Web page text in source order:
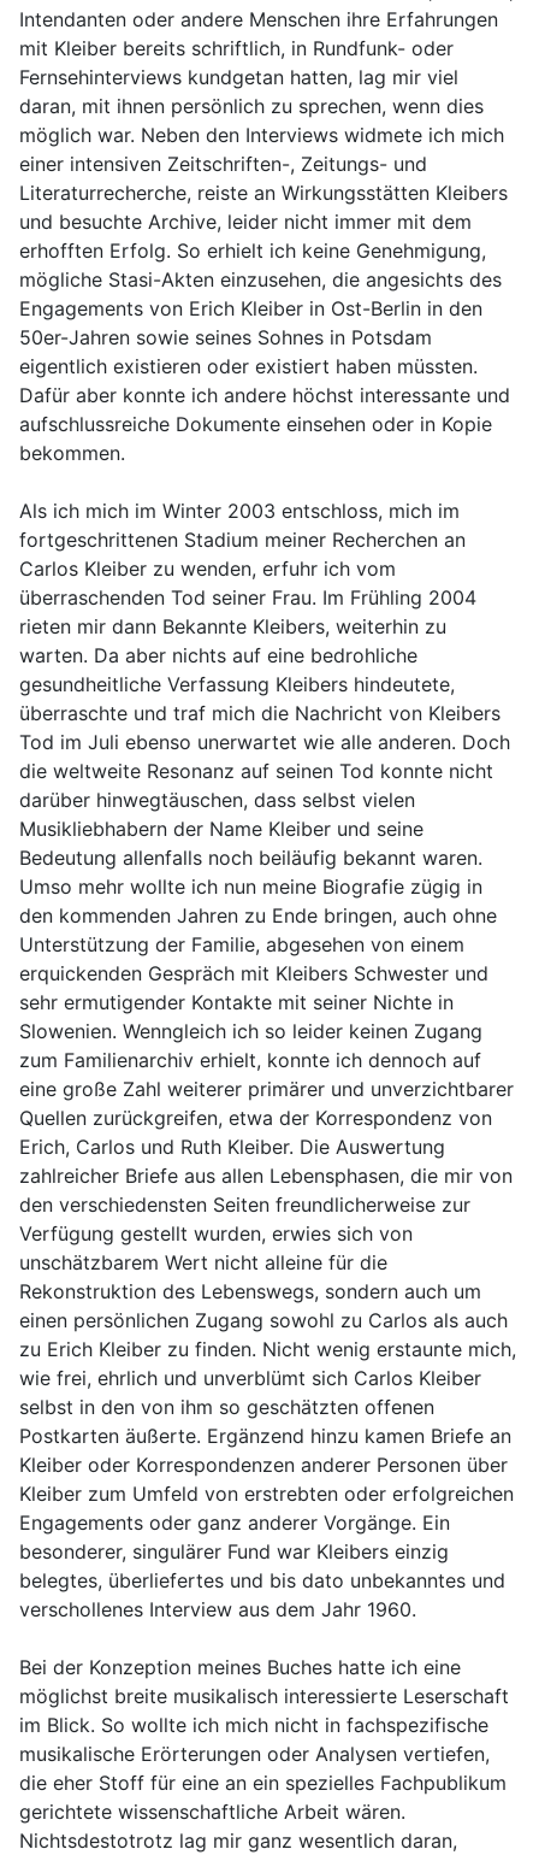
Intendanten oder andere Menschen ihre Erfahrungen
mit Kleiber bereits schriftlich, in Rundfunk- oder
Fernsehinterviews kundgetan hatten, lag mir viel
daran, mit ihnen persönlich zu sprechen, wenn dies
möglich war. Neben den Interviews widmete ich mich
einer intensiven Zeitschriften-, Zeitungs- und
Literaturrecherche, reiste an Wirkungsstätten Kleibers
und besuchte Archive, leider nicht immer mit dem
erhofften Erfolg. So erhielt ich keine Genehmigung,
mögliche Stasi-Akten einzusehen, die angesichts des
Engagements von Erich Kleiber in Ost-Berlin in den
50er-Jahren sowie seines Sohnes in Potsdam
eigentlich existieren oder existiert haben müssten.
Dafür aber konnte ich andere höchst interessante und
aufschlussreiche Dokumente einsehen oder in Kopie
bekommen.
Als ich mich im Winter 2003 entschloss, mich im
fortgeschrittenen Stadium meiner Recherchen an
Carlos Kleiber zu wenden, erfuhr ich vom
überraschenden Tod seiner Frau. Im Frühling 2004
rieten mir dann Bekannte Kleibers, weiterhin zu
warten. Da aber nichts auf eine bedrohliche
gesundheitliche Verfassung Kleibers hindeutete,
überraschte und traf mich die Nachricht von Kleibers
Tod im Juli ebenso unerwartet wie alle anderen. Doch
die weltweite Resonanz auf seinen Tod konnte nicht
darüber hinwegtäuschen, dass selbst vielen
Musikliebhabern der Name Kleiber und seine
Bedeutung allenfalls noch beiläufig bekannt waren.
Umso mehr wollte ich nun meine Biografie zügig in
den kommenden Jahren zu Ende bringen, auch ohne
Unterstützung der Familie, abgesehen von einem
erquickenden Gespräch mit Kleibers Schwester und
sehr ermutigender Kontakte mit seiner Nichte in
Slowenien. Wenngleich ich so leider keinen Zugang
zum Familienarchiv erhielt, konnte ich dennoch auf
eine große Zahl weiterer primärer und unverzichtbarer
Quellen zurückgreifen, etwa der Korrespondenz von
Erich, Carlos und Ruth Kleiber. Die Auswertung
zahlreicher Briefe aus allen Lebensphasen, die mir von
den verschiedensten Seiten freundlicherweise zur
Verfügung gestellt wurden, erwies sich von
unschätzbarem Wert nicht alleine für die
Rekonstruktion des Lebenswegs, sondern auch um
einen persönlichen Zugang sowohl zu Carlos als auch
zu Erich Kleiber zu finden. Nicht wenig erstaunte mich,
wie frei, ehrlich und unverblümt sich Carlos Kleiber
selbst in den von ihm so geschätzten offenen
Postkarten äußerte. Ergänzend hinzu kamen Briefe an
Kleiber oder Korrespondenzen anderer Personen über
Kleiber zum Umfeld von erstrebten oder erfolgreichen
Engagements oder ganz anderer Vorgänge. Ein
besonderer, singulärer Fund war Kleibers einzig
belegtes, überliefertes und bis dato unbekanntes und
verschollenes Interview aus dem Jahr 1960.
Bei der Konzeption meines Buches hatte ich eine
möglichst breite musikalisch interessierte Leserschaft
im Blick. So wollte ich mich nicht in fachspezifische
musikalische Erörterungen oder Analysen vertiefen,
die eher Stoff für eine an ein spezielles Fachpublikum
gerichtete wissenschaftliche Arbeit wären.
Nichtsdestotrotz lag mir ganz wesentlich daran,